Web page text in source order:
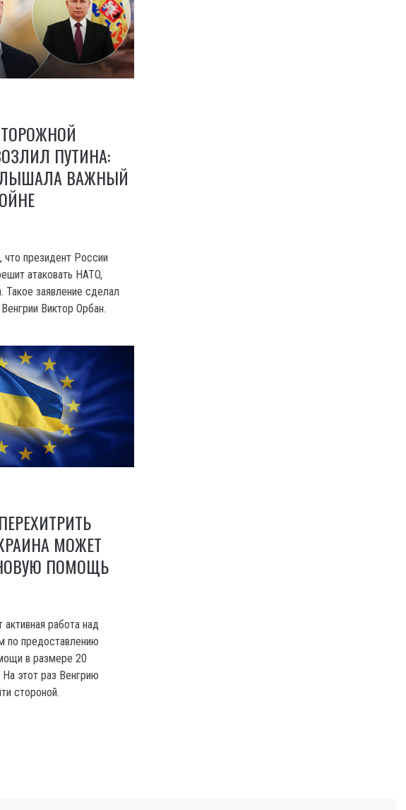
ПУТИНА:
ВАЖНЫЙ
что президент России
атаковать HATO,
Такое заявление сделал
Виктор Орбан.
МОЖЕТ
ПОМОЩЬ
работа над
по предоставлению
в размере 20
этот раз Венгрию
стороной.